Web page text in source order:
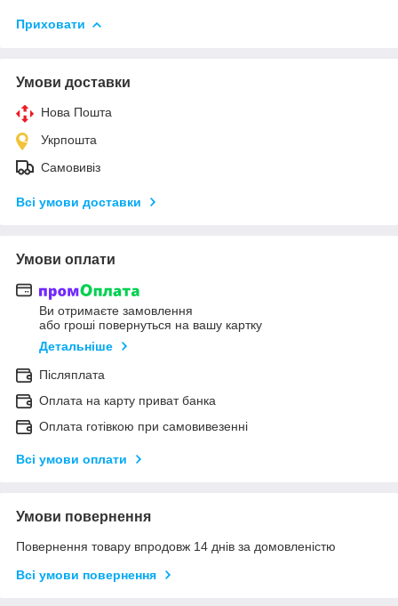
Приховати
Умови доставки
Нова Пошта
Укрпошта
Самовивіз
Всі умови доставки
Умови оплати
Ви отримаєте замовлення
або гроші повернуться на вашу картку
Детальніше
Післяплата
Оплата на карту приват банка
Оплата готівкою при самовивезенні
Всі умови оплати
Умови повернення
Повернення товару впродовж 14 днів за домовленістю
Всі умови повернення